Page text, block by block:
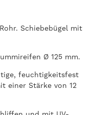
Schiebebügel mit
Ø 125 mm.
feuchtigkeitsfest
einer Stärke von 12